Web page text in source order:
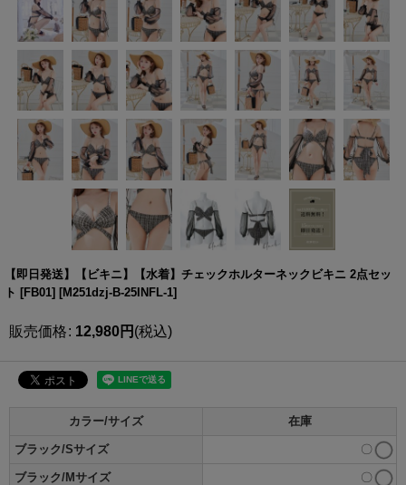
【即日発送】【ビキニ】【水着】チェックホルターネックビキニ 2点セッ
ト [FB01] [M251dzj-B-25INFL-1]
販売価格: 12,980円 (税込)
カラー/サイズ 在庫
ブラック/Sサイズ 〇
ブラック/Mサイズ 〇